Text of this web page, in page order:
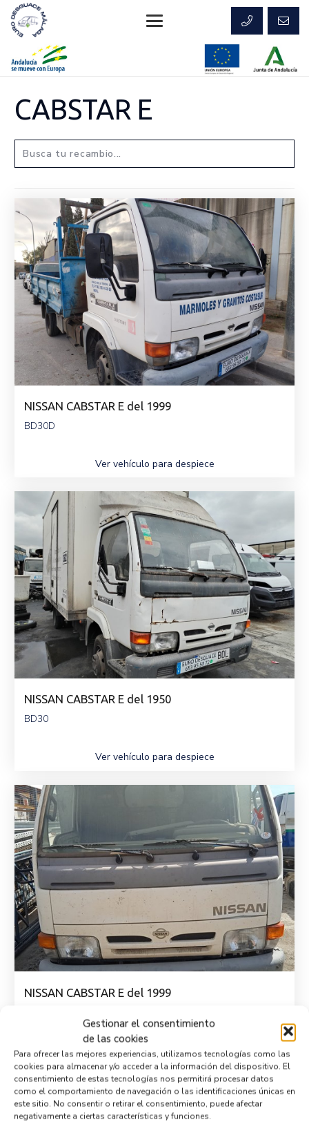
Gestionar el consentimiento
de las cookies
Para ofrecer las mejores experiencias, utilizamos tecnologías como las
cookies para almacenar y/o acceder a la información del dispositivo. El
consentimiento de estas tecnologías nos permitirá procesar datos
como el comportamiento de navegación o las identificaciones únicas en
este sitio. No consentir o retirar el consentimiento, puede afectar
negativamente a ciertas características y funciones.
CABSTAR E
NISSAN CABSTAR E del 1999
BD30D
Ver vehículo para despiece
NISSAN CABSTAR E del 1950
BD30
Ver vehículo para despiece
NISSAN CABSTAR E del 1999
Ver vehículo para despiece